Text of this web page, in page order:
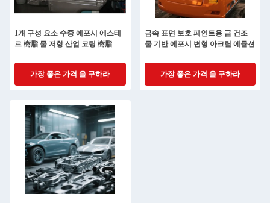
1개 구성 요소 수중 에포시 에스테
르 樹脂 물 저항 산업 코팅 樹脂
가장 좋은 가격 을 구하라
금속 표면 보호 페인트용 급 건조
물 기반 에포시 변형 아크릴 에뮬션
가장 좋은 가격 을 구하라